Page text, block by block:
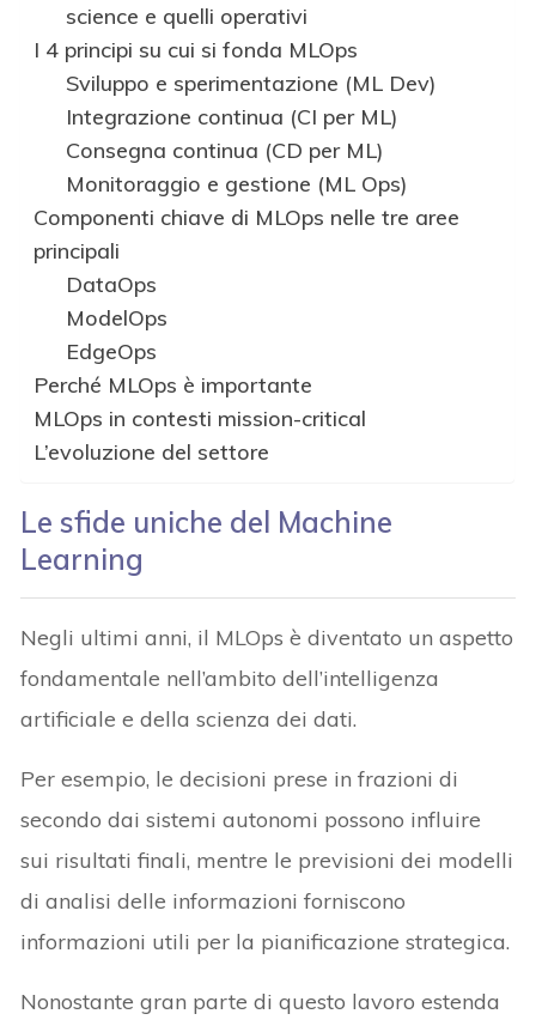
science e quelli operativi
I 4 principi su cui si fonda MLOps
Sviluppo e sperimentazione (ML Dev)
Integrazione continua (CI per ML)
Consegna continua (CD per ML)
Monitoraggio e gestione (ML Ops)
Componenti chiave di MLOps nelle tre aree
principali
DataOps
ModelOps
EdgeOps
Perché MLOps è importante
MLOps in contesti mission-critical
L’evoluzione del settore
Le sfide uniche del Machine
Learning
Negli ultimi anni, il MLOps è diventato un aspetto
fondamentale nell’ambito dell’intelligenza
artificiale e della scienza dei dati.
Per esempio, le decisioni prese in frazioni di
secondo dai sistemi autonomi possono influire
sui risultati finali, mentre le previsioni dei modelli
di analisi delle informazioni forniscono
informazioni utili per la pianificazione strategica.
Nonostante gran parte di questo lavoro estenda